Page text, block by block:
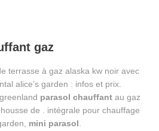
gaz
terrasse à gaz alaska kw noir avec
alice’s garden : infos et prix.
parasol chauffantau gaz
de . intégrale pour chauffage
mini parasol